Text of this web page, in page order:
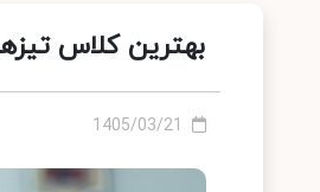
بهترین کلاس
1405/03/21